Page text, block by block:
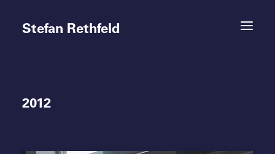
Stefan Rethfeld
Termine
2012